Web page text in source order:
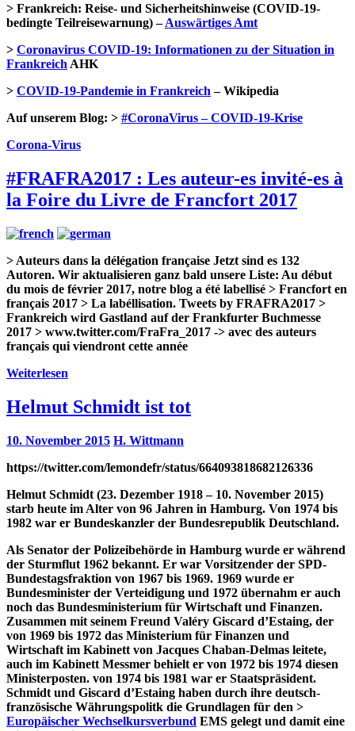
> Frankreich: Reise- und Sicherheitshinweise (COVID-19-
bedingte Teilreisewarnung) –Auswärtiges Amt
> Coronavirus COVID-19: Informationen zu der Situation in
Frankreich AHK
> COVID-19-Pandemie in Frankreich – Wikipedia
Auf unserem Blog: > #CoronaVirus – COVID-19-Krise
Corona-Virus
#FRAFRA2017 : Les auteur-es invité-es à
la Foire du Livre de Francfort 2017
> Auteurs dans la délégation française Jetzt sind es 132
Autoren. Wir aktualisieren ganz bald unsere Liste: Au début
du mois de février 2017, notre blog a été labellisé > Francfort en
français 2017 > La labéllisation. Tweets by FRAFRA2017 >
Frankreich wird Gastland auf der Frankfurter Buchmesse
2017 > www.twitter.com/FraFra_2017 -> avec des auteurs
français qui viendront cette année
Weiterlesen
Helmut Schmidt ist tot
10. November 2015 H. Wittmann
https://twitter.com/lemondefr/status/664093818682126336
Helmut Schmidt (23. Dezember 1918 – 10. November 2015)
starb heute im Alter von 96 Jahren in Hamburg. Von 1974 bis
1982 war er Bundeskanzler der Bundesrepublik Deutschland.
Als Senator der Polizeibehörde in Hamburg wurde er während
der Sturmflut 1962 bekannt. Er war Vorsitzender der SPD-
Bundestagsfraktion von 1967 bis 1969. 1969 wurde er
Bundesminister der Verteidigung und 1972 übernahm er auch
noch das Bundesministerium für Wirtschaft und Finanzen.
Zusammen mit seinem Freund Valéry Giscard d’Estaing, der
von 1969 bis 1972 das Ministerium für Finanzen und
Wirtschaft im Kabinett von Jacques Chaban-Delmas leitete,
auch im Kabinett Messmer behielt er von 1972 bis 1974 diesen
Ministerposten. von 1974 bis 1981 war er Staatspräsident.
Schmidt und Giscard d’Estaing haben durch ihre deutsch-
französische Währungspolitk die Grundlagen für den >
Europäischer Wechselkursverbund EMS gelegt und damit eine